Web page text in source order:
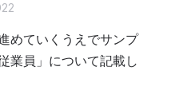
めていくうえでサンプ
業員」について記載し